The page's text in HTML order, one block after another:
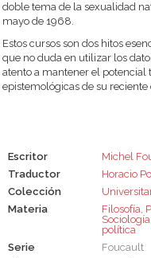
doble tema de la sexualidad
mayo de 1968.
Estos cursos son dos hitos
que no duda en utilizar los
atento a mantener el potencial
epistemológicas de su
Escritor
Michel
Traductor
Horacio
Colección
Materia
Filosofía,
Sociología,
política
Serie
Foucault